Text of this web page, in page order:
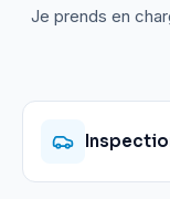
Je prends en